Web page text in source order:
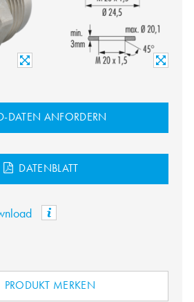
DATEN ANFORDERN
DATENBLATT
PRODUKT MERKEN